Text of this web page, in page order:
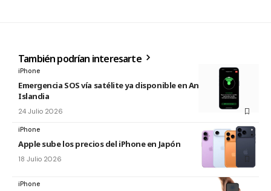
También podrían interesarte
iPhone
Emergencia SOS vía satélite ya disponible en Andorra e
Islandia
24 Julio 2026
iPhone
Apple sube los precios del iPhone en Japón
18 Julio 2026
iPhone